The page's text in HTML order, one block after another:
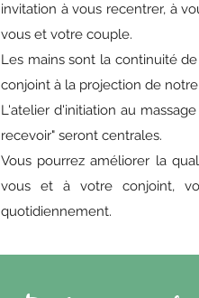
invitation à vous recentrer, à
vous et votre couple.
Les mains sont la continuité
conjoint à la projection de
L'atelier d'initiation au
recevoir" seront centrales.
Vous pourrez améliorer la
vous et à votre conjoint,
quotidiennement.